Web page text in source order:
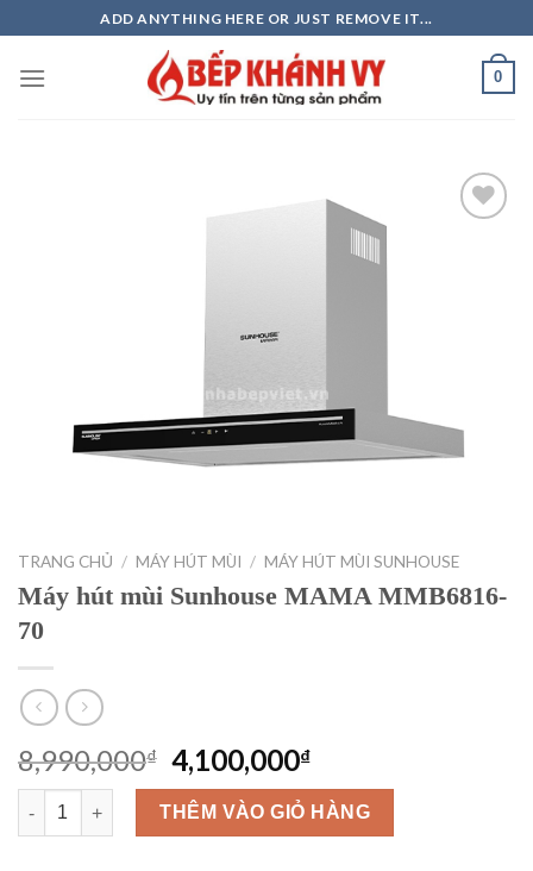
to
content
ADD ANYTHING HERE OR JUST REMOVE IT...
0
TRANG CHỦ / MÁY HÚT MÙI / MÁY HÚT MÙI SUNHOUSE
Máy hút mùi Sunhouse MAMA MMB6816-
70
8,990,000₫ Giá
gốc
là:
8,990,000₫.
4,100,000₫Giá
hiện
tại
là:
Máy hút mùi Sunhouse MAMA MMB6816-70 số lượng
THÊM VÀO GIỎ HÀNG